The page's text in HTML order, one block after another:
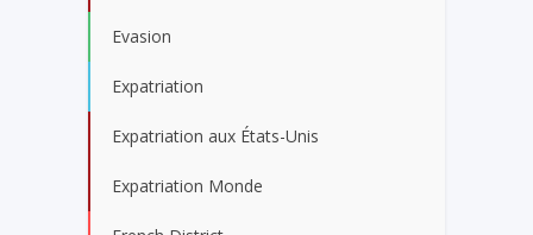
Evasion
Expatriation
Expatriation aux États-Unis
Expatriation Monde